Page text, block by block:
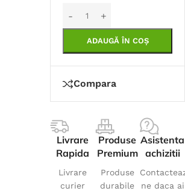
ADAUGĂ ÎN COȘ
Compara
Livrare
Rapida
Livrare
curier
Produse
Premium
Produse
durabile
Asistenta
achizitii
ne daca ai